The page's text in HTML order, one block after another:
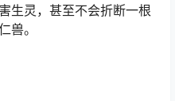
生灵，甚至不会折断一根
兽。